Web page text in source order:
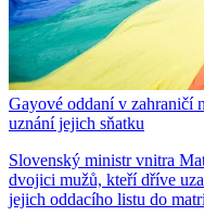
Gayové oddaní v zahraničí
uznání jejich sňatku
Slovenský ministr vnitra
dvojici mužů, kteří dříve
jejich oddacího listu do